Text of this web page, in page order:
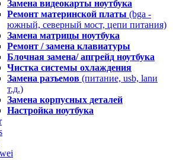
Замена видеокарты ноутбука
Ремонт материнской платы (bga -
южный, северный мост, цепи питания)
Замена матрицы ноутбука
Ремонт / замена клавиатуры
Блочная замена/ апгрейд ноутбука
Чистка системы охлаждения
Замена разъемов (питание, usb, lanи
т.д.)
Замена корпусных деталей
Настройка ноутбука